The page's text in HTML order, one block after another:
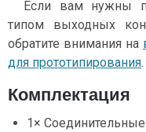
Если вам нужны
типом выходных
обратите внимания на
для прототипирования.
Комплектация
1×